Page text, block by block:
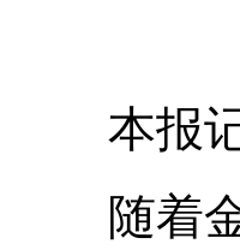
本报记
随着金